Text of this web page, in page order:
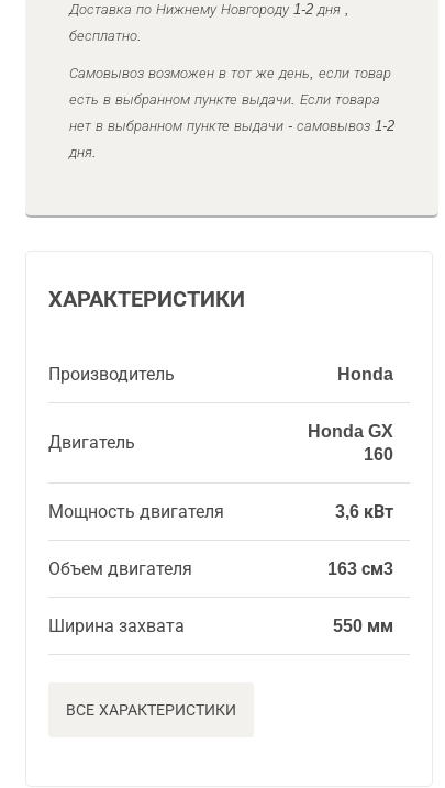
Доставка по Нижнему Новгороду 1-2 дня ,
бесплатно.
Самовывоз возможен в тот же день, если товар
есть в выбранном пункте выдачи. Если товара
нет в выбранном пункте выдачи - самовывоз 1-2
дня.
ХАРАКТЕРИСТИКИ
Производитель Honda
Двигатель
Honda GX
160
Мощность двигателя 3,6 кВт
Объем двигателя 163 см3
Ширина захвата 550 мм
ВСЕ ХАРАКТЕРИСТИКИ